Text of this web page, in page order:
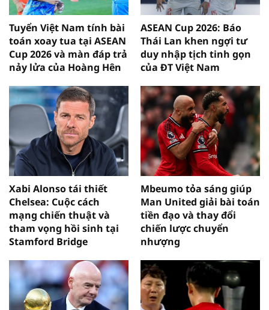
Tuyển Việt Nam tính bài
toán xoay tua tại ASEAN
Cup 2026 và màn đáp trả
nảy lửa của Hoàng Hên
ASEAN Cup 2026: Báo
Thái Lan khen ngợi tư
duy nhập tịch tinh gọn
của ĐT Việt Nam
Xabi Alonso tái thiết
Chelsea: Cuộc cách
mạng chiến thuật và
tham vọng hồi sinh tại
Stamford Bridge
Mbeumo tỏa sáng giúp
Man United giải bài toán
tiền đạo và thay đổi
chiến lược chuyển
nhượng